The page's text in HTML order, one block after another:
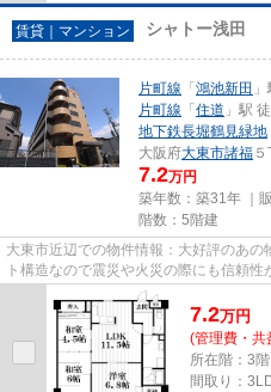
賃貸｜マンション シャトー浅田
片町線 「 鴻池新田
片町線 「 住道 」駅
地下鉄長堀鶴見緑地
大阪府大東市諸福
7.2万円
築年数：築31年 ｜
階数：5階建
大東市近辺での物件情報：大好評のあ
ト構造なので震災や火災の際にも信頼
地する、徒歩圏内の物件になり...
7.2万円
(管理費・共
所在階：3階
間取り：